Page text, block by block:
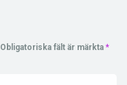
Obligatoriska fält är märkta *